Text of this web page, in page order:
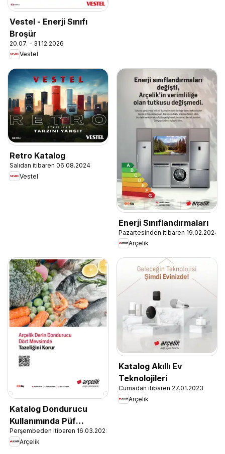
Vestel - Enerji Sınıfı
Broşür
20.07. - 31.12.2026
Vestel
Retro Katalog
Salıdan itibaren 06.08.2024
Vestel
Enerji Sınıflandırmaları
Pazartesinden itibaren 19.02.2024
Arçelik
Katalog Dondurucu
Kullanımında Püf
Noktaları
Perşembeden itibaren 16.03.2023
Arçelik
Katalog Akıllı Ev
Teknolojileri
Cumadan itibaren 27.01.2023
Arçelik